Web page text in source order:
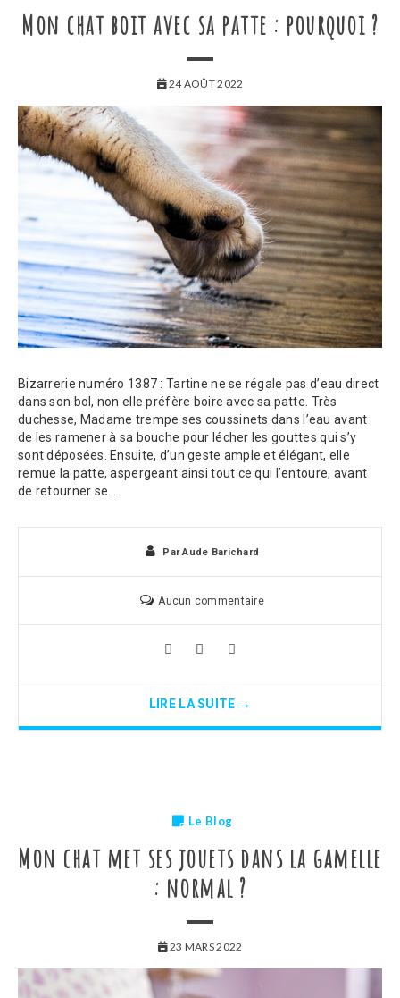
Mon chat boit avec sa patte : pourquoi ?
24 AOÛT 2022
Bizarrerie numéro 1387 : Tartine ne se régale pas d’eau direct
dans son bol, non elle préfère boire avec sa patte. Très
duchesse, Madame trempe ses coussinets dans l’eau avant
de les ramener à sa bouche pour lécher les gouttes qui s’y
sont déposées. Ensuite, d’un geste ample et élégant, elle
remue la patte, aspergeant ainsi tout ce qui l’entoure, avant
de retourner se…
ParAude Barichard
Aucun commentaire
LIRE LA SUITE →
Le Blog
Mon chat met ses jouets dans la gamelle
: normal ?
23 MARS 2022